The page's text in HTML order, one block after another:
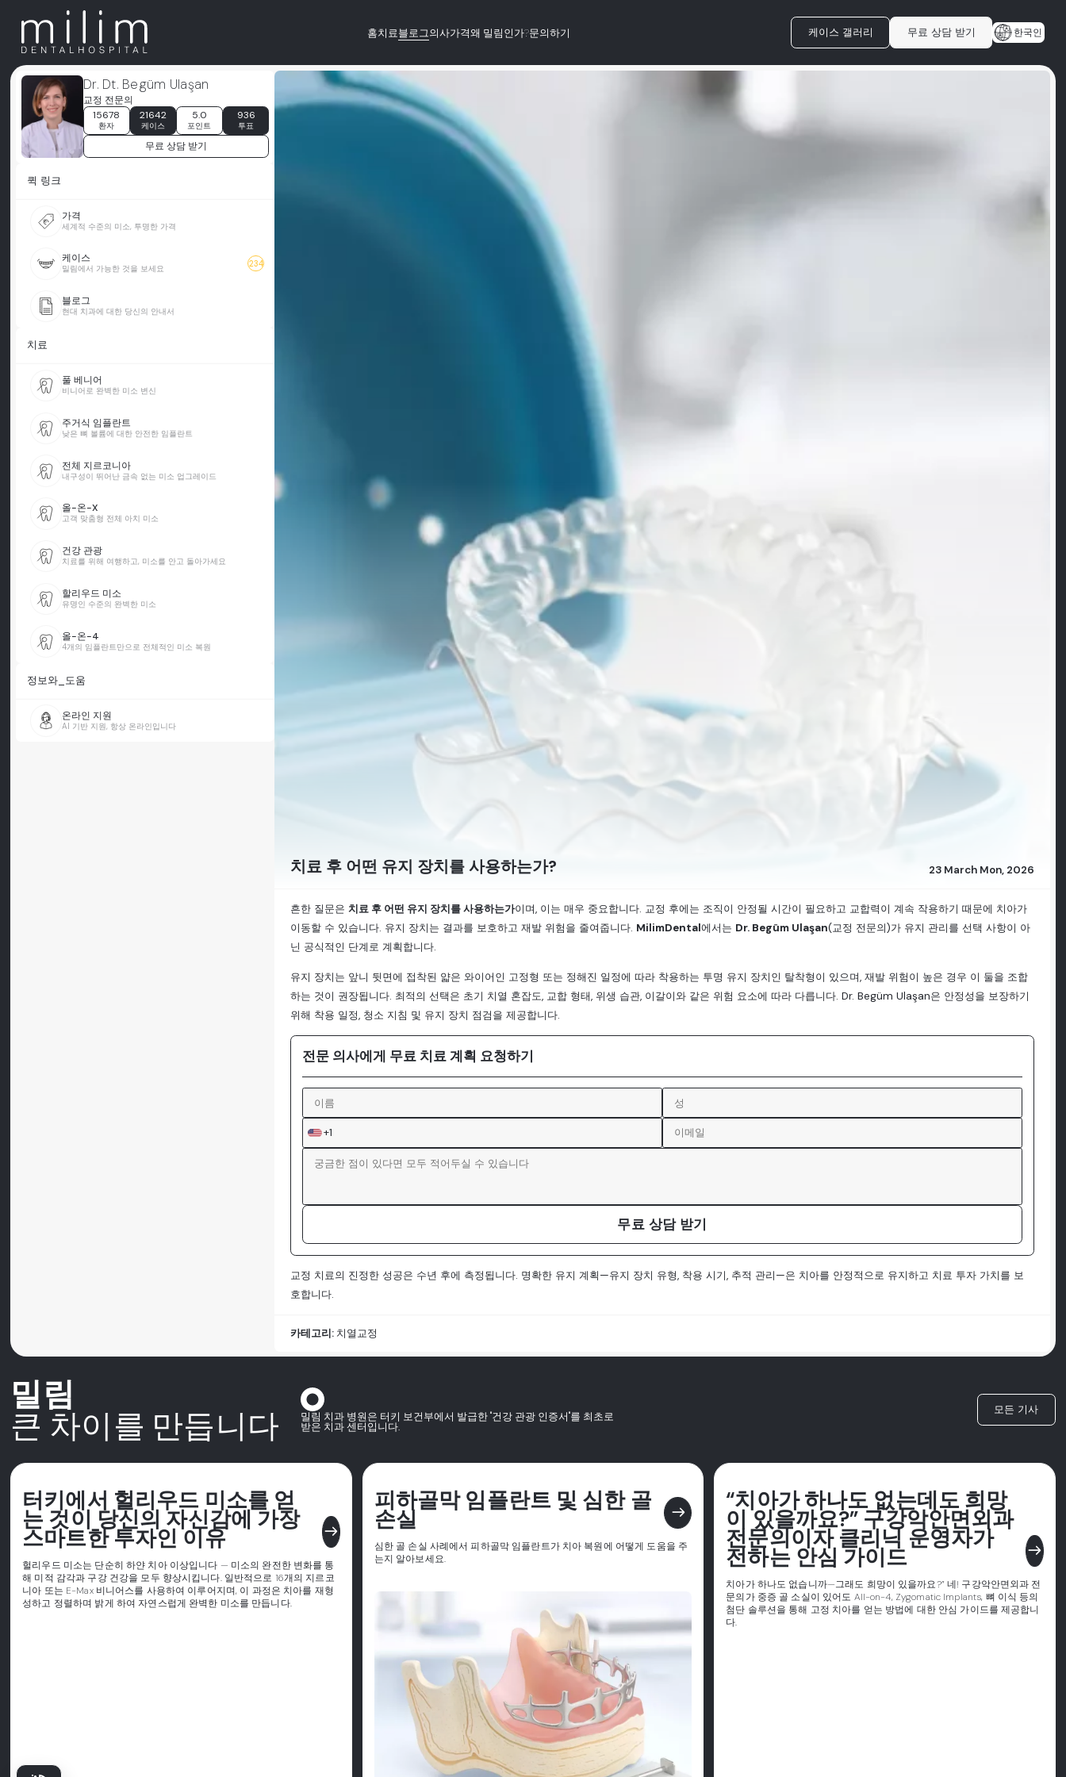
홈치료블로그의사가격왜 밀림인가?문의하기 케이스 갤러리 무료 상담 받기 한국인
Dr. Dt. Begüm Ulaşan
교정 전문의
15678
환자
21642
케이스
5.0
포인트
936
투표
무료 상담 받기
퀵 링크
가격
세계적 수준의 미소, 투명한 가격
케이스
밀림에서 가능한 것을 보세요 234
블로그
현대 치과에 대한 당신의 안내서
치료
풀 베니어
비니어로 완벽한 미소 변신
주거식 임플란트
낮은 뼈 볼륨에 대한 안전한 임플란트
전체 지르코니아
내구성이 뛰어난 금속 없는 미소 업그레이드
올-온-X
고객 맞춤형 전체 아치 미소
건강 관광
치료를 위해 여행하고, 미소를 안고 돌아가세요
할리우드 미소
유명인 수준의 완벽한 미소
올-온-4
4개의 임플란트만으로 전체적인 미소 복원
정보와_도움
온라인 지원
AI 기반 지원, 항상 온라인입니다
치료 후 어떤 유지 장치를 사용하는가? 23 March Mon, 2026
흔한 질문은치료 후 어떤 유지 장치를 사용하는가이며, 이는 매우 중요합니다. 교정 후에는 조직이 안정될 시간이 필요하고 교합력이 계속 작용하기 때문에 치아가
이동할 수 있습니다. 유지 장치는 결과를 보호하고 재발 위험을 줄여줍니다. MilimDental에서는 Dr. Begüm Ulaşan(교정 전문의)가 유지 관리를 선택 사항이 아
닌 공식적인 단계로 계획합니다.
유지 장치는 앞니 뒷면에 접착된 얇은 와이어인 고정형 또는 정해진 일정에 따라 착용하는 투명 유지 장치인 탈착형이 있으며, 재발 위험이 높은 경우 이 둘을 조합
하는 것이 권장됩니다. 최적의 선택은 초기 치열 혼잡도, 교합 형태, 위생 습관, 이갈이와 같은 위험 요소에 따라 다릅니다. Dr. Begüm Ulaşan은 안정성을 보장하기
위해 착용 일정, 청소 지침 및 유지 장치 점검을 제공합니다.
전문 의사에게 무료 치료 계획 요청하기
+1
무료 상담 받기
교정 치료의 진정한 성공은 수년 후에 측정됩니다. 명확한 유지 계획—유지 장치 유형, 착용 시기, 추적 관리—은 치아를 안정적으로 유지하고 치료 투자 가치를 보
호합니다.
카테고리: 치열교정
밀림
큰 차이를 만듭니다 밀림 치과 병원은 터키 보건부에서 발급한 "건강 관광 인증서"를 최초로
받은 치과 센터입니다.
모든 기사
터키에서 헐리우드 미소를 얻
는 것이 당신의 자신감에 가장
스마트한 투자인 이유 east
헐리우드 미소는 단순히 하얀 치아 이상입니다 — 미소의 완전한 변화를 통
해 미적 감각과 구강 건강을 모두 향상시킵니다. 일반적으로 16개의 지르코
니아 또는 E-Max 비니어스를 사용하여 이루어지며, 이 과정은 치아를 재형
성하고 정렬하며 밝게 하여 자연스럽게 완벽한 미소를 만듭니다.
피하골막 임플란트 및 심한 골
손실 east
심한 골 손실 사례에서 피하골막 임플란트가 치아 복원에 어떻게 도움을 주
는지 알아보세요.
“치아가 하나도 없는데도 희망
이 있을까요?” 구강악안면외과
전문의이자 클리닉 운영자가
전하는 안심 가이드 east
치아가 하나도 없습니까—그래도 희망이 있을까요?” 네! 구강악안면외과 전
문의가 중증 골 소실이 있어도 All-on-4, Zygomatic Implants, 뼈 이식 등의
첨단 솔루션을 통해 고정 치아를 얻는 방법에 대한 안심 가이드를 제공합니
다.